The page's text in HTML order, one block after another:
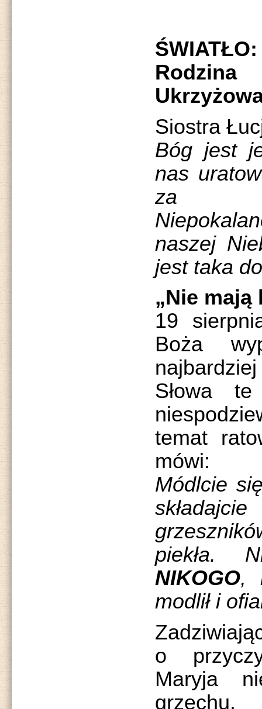
Siostra
Bóg jest
nas
za
naszej
jest taka
„Nie
19
Boża
Słowa
temat
mówi:
Módlcie
piekła.
NIKOGO,
modlił i
o
Maryja
grzechu.